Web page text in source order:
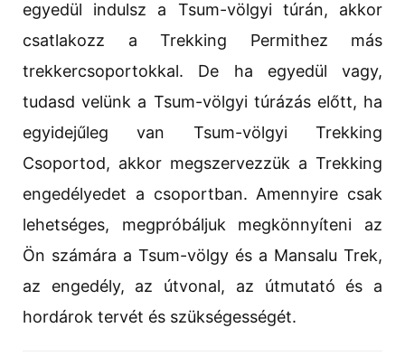
egyedül indulsz a Tsum-völgyi túrán, akkor
csatlakozz a Trekking Permithez más
trekkercsoportokkal. De ha egyedül vagy,
tudasd velünk a Tsum-völgyi túrázás előtt, ha
egyidejűleg van Tsum-völgyi Trekking
Csoportod, akkor megszervezzük a Trekking
engedélyedet a csoportban. Amennyire csak
lehetséges, megpróbáljuk megkönnyíteni az
Ön számára a Tsum-völgy és a Mansalu Trek,
az engedély, az útvonal, az útmutató és a
hordárok tervét és szükségességét.